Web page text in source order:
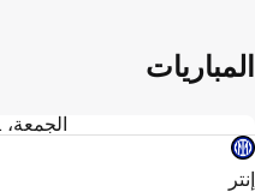
المباريات
الجمعة، 21 أغسطس
إنتر